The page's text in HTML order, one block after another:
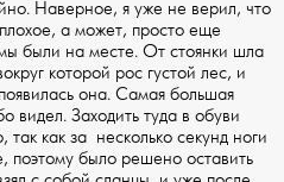
Наверное, я уже не верил, что
а может, просто еще
были на месте. От стоянки шла
которой рос густой лес, и
она. Самая большая
видел. Заходить туда в обуви
как за несколько секунд ноги
поэтому было решено оставить